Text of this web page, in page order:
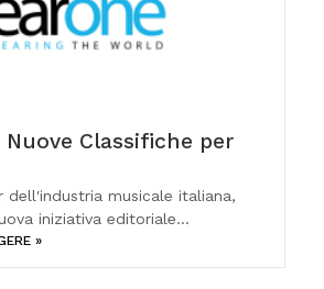
Classifiche per
dell'industria musicale italiana,
iniziativa editoriale...
»